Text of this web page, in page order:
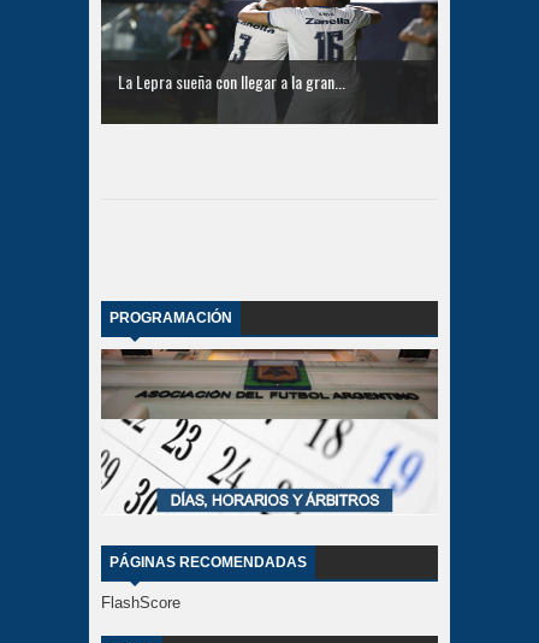
La Lepra sueña con llegar a la gran...
PROGRAMACIÓN
PÁGINAS RECOMENDADAS
FlashScore